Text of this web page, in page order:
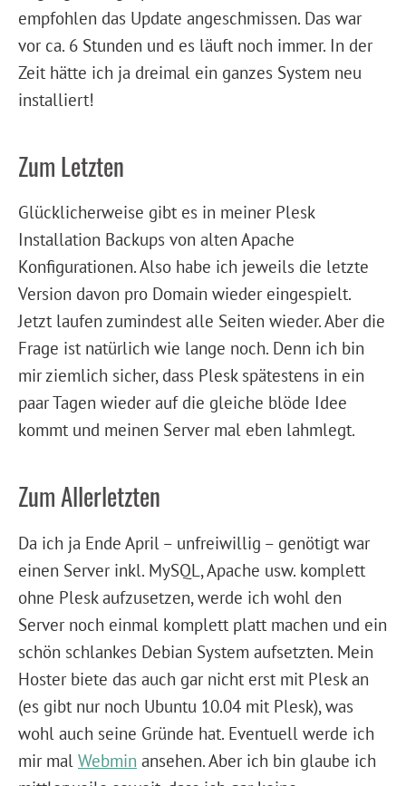
empfohlen das Update angeschmissen. Das war
vor ca. 6 Stunden und es läuft noch immer. In der
Zeit hätte ich ja dreimal ein ganzes System neu
installiert!
Zum Letzten
Glücklicherweise gibt es in meiner Plesk
Installation Backups von alten Apache
Konfigurationen. Also habe ich jeweils die letzte
Version davon pro Domain wieder eingespielt.
Jetzt laufen zumindest alle Seiten wieder. Aber die
Frage ist natürlich wie lange noch. Denn ich bin
mir ziemlich sicher, dass Plesk spätestens in ein
paar Tagen wieder auf die gleiche blöde Idee
kommt und meinen Server mal eben lahmlegt.
Zum Allerletzten
Da ich ja Ende April – unfreiwillig – genötigt war
einen Server inkl. MySQL, Apache usw. komplett
ohne Plesk aufzusetzen, werde ich wohl den
Server noch einmal komplett platt machen und ein
schön schlankes Debian System aufsetzten. Mein
Hoster biete das auch gar nicht erst mit Plesk an
(es gibt nur noch Ubuntu 10.04 mit Plesk), was
wohl auch seine Gründe hat. Eventuell werde ich
mir mal Webmin ansehen. Aber ich bin glaube ich